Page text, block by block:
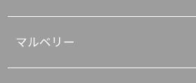
マルベリー